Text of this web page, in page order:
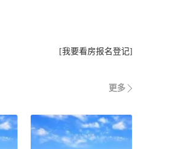
[我要看房报名登记]
更多